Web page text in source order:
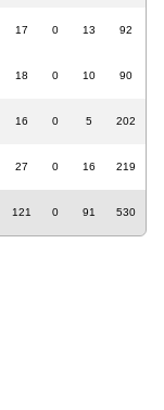
17 0 13 92
18 0 10 90
16 0 5 202
27 0 16 219
121 0 91 530